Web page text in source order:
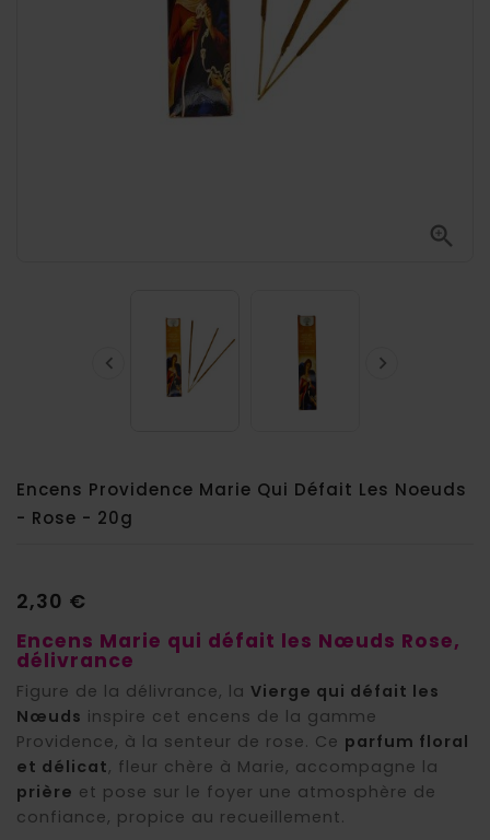

 
Encens Providence Marie Qui Défait Les Noeuds
- Rose - 20g
2,30 €
Encens Marie qui défait les Nœuds Rose,
délivrance
Figure de la délivrance, la Vierge qui défait les
Nœuds inspire cet encens de la gamme
Providence, à la senteur de rose. Ce parfum floral
et délicat, fleur chère à Marie, accompagne la
prière et pose sur le foyer une atmosphère de
confiance, propice au recueillement.